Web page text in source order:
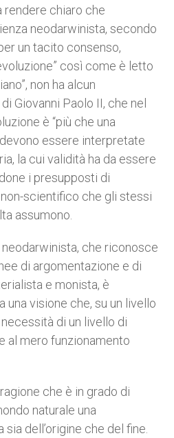
rendere chiaro che
neodarwinista, secondo
un tacito consenso,
così come è letto
non ha alcun
Giovanni Paolo II, che nel
è “più che una
essere interpretate
la cui validità ha da essere
i presupposti di
scientifico che gli stessi
assumono.
che riconosce
di argomentazione e di
e monista, è
una visione che, su un livello
di un livello di
al mero funzionamento
che è in grado di
naturale una
dell’origine che del fine.